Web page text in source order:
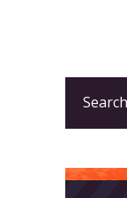
for: